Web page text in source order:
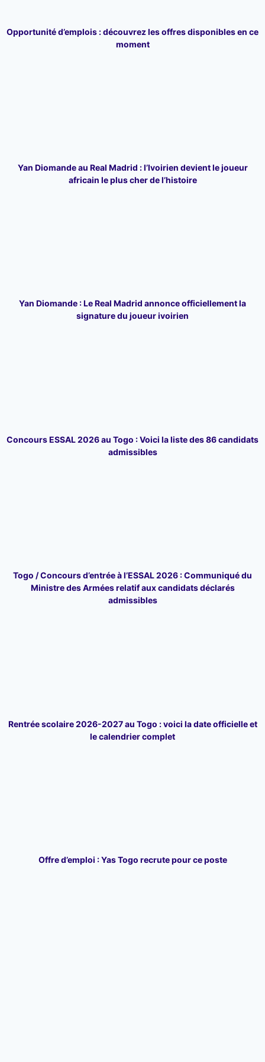
Opportunité d’emplois : découvrez les offres disponibles en ce
moment
Yan Diomande au Real Madrid : l’Ivoirien devient le joueur
africain le plus cher de l’histoire
Yan Diomande : Le Real Madrid annonce officiellement la
signature du joueur ivoirien
Concours ESSAL 2026 au Togo : Voici la liste des 86 candidats
admissibles
Togo / Concours d’entrée à l’ESSAL 2026 : Communiqué du
Ministre des Armées relatif aux candidats déclarés
admissibles
Rentrée scolaire 2026-2027 au Togo : voici la date officielle et
le calendrier complet
Offre d’emploi : Yas Togo recrute pour ce poste